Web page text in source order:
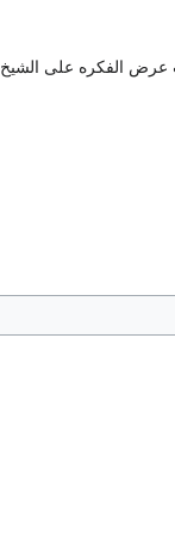
عرض الفكره على الشيخ